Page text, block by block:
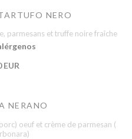
NERO
parmesans et truffe noire fraîche
EUR
NERANO
oeuf et crème de parmesan (